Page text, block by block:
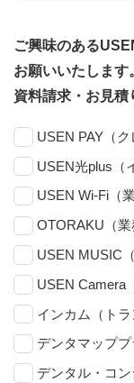
ご興味のある
お願いいたします
資料請求・お見積
USEN PAY（ク
USEN光plus（
USEN Wi-Fi（
OTORAKU（業
USEN MUSIC
USEN Camera
インカム（トラ
デンタマップ
デンタル・コ